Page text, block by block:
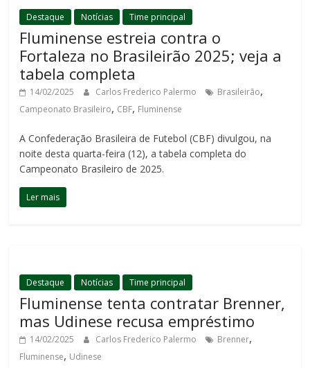
Destaque Notícias Time principal
Fluminense estreia contra o
Fortaleza no Brasileirão 2025; veja a
tabela completa
14/02/2025 Carlos Frederico Palermo Brasileirão,
Campeonato Brasileiro, CBF, Fluminense
A Confederação Brasileira de Futebol (CBF) divulgou, na
noite desta quarta-feira (12), a tabela completa do
Campeonato Brasileiro de 2025.
Ler mais
Destaque Notícias Time principal
Fluminense tenta contratar Brenner,
mas Udinese recusa empréstimo
14/02/2025 Carlos Frederico Palermo Brenner,
Fluminense, Udinese